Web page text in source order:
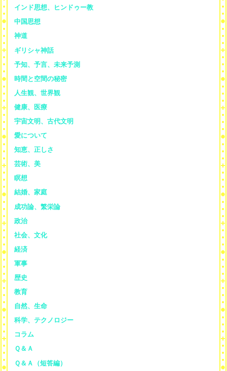
インド思想、ヒンドゥー教
中国思想
神道
ギリシャ神話
予知、予言、未来予測
時間と空間の秘密
人生観、世界観
健康、医療
宇宙文明、古代文明
愛について
知恵、正しさ
芸術、美
瞑想
結婚、家庭
成功論、繁栄論
政治
社会、文化
経済
軍事
歴史
教育
自然、生命
科学、テクノロジー
コラム
Ｑ＆Ａ
Ｑ＆Ａ（短答編）